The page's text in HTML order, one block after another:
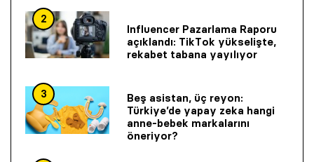
2
Influencer Pazarlama Raporu
açıklandı: TikTok yükselişte,
rekabet tabana yayılıyor
3
Beş asistan, üç reyon:
Türkiye’de yapay zeka hangi
anne-bebek markalarını
öneriyor?